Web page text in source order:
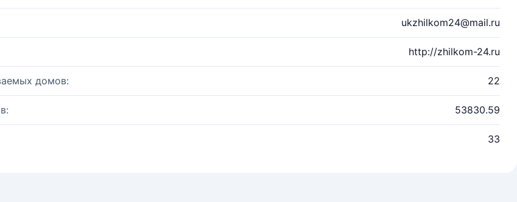
ukzhilkom24@mail.ru
http://zhilkom-24.ru
домов: 22
53830.59
33